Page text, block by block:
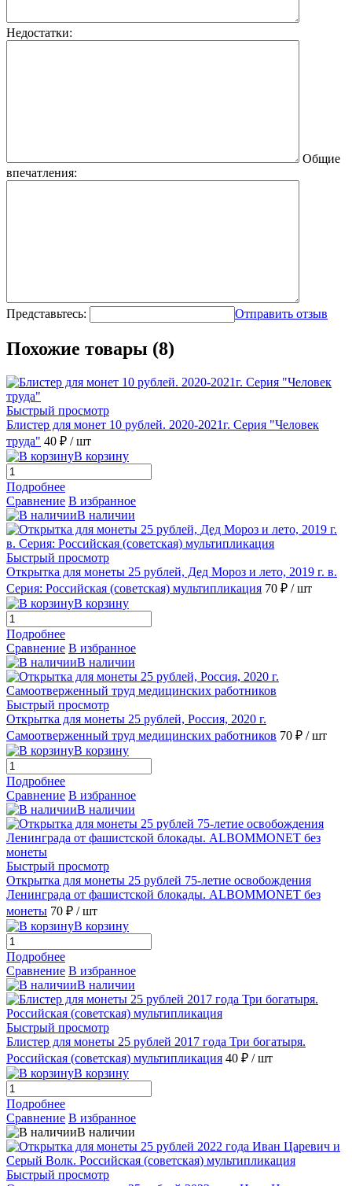
Недостатки:
Общие
впечатления:
Представьтесь: Отправить отзыв
Похожие товары (8)
Быстрый просмотр
Блистер для монет 10 рублей. 2020-2021г. Серия "Человек
труда" 40 ₽ / шт
В корзину
Подробнее
Сравнение В избранное
В наличии
Быстрый просмотр
Открытка для монеты 25 рублей, Дед Мороз и лето, 2019 г. в.
Серия: Российская (советская) мультипликация 70 ₽ / шт
В корзину
Подробнее
Сравнение В избранное
В наличии
Быстрый просмотр
Открытка для монеты 25 рублей, Россия, 2020 г.
Самоотверженный труд медицинских работников 70 ₽ / шт
В корзину
Подробнее
Сравнение В избранное
В наличии
Быстрый просмотр
Открытка для монеты 25 рублей 75-летие освобождения
Ленинграда от фашистской блокады. ALBOMMONET без
монеты 70 ₽ / шт
В корзину
Подробнее
Сравнение В избранное
В наличии
Быстрый просмотр
Блистер для монеты 25 рублей 2017 года Три богатыря.
Российская (советская) мультипликация 40 ₽ / шт
В корзину
Подробнее
Сравнение В избранное
В наличии
Быстрый просмотр